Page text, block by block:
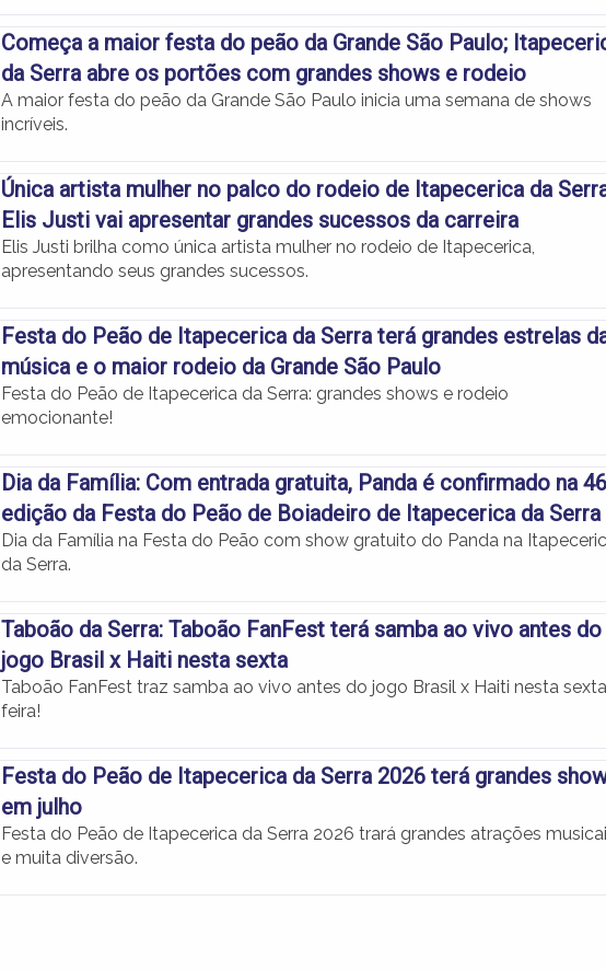
Começa a maior festa do peão da Grande São Paulo;
da Serra abre os portões com grandes shows e rodeio
A maior festa do peão da Grande São Paulo inicia uma semana de shows
incríveis.
Única artista mulher no palco do rodeio de Itapecerica da
Elis Justi vai apresentar grandes sucessos da carreira
Elis Justi brilha como única artista mulher no rodeio de Itapecerica,
apresentando seus grandes sucessos.
Festa do Peão de Itapecerica da Serra terá grandes estrelas
música e o maior rodeio da Grande São Paulo
Festa do Peão de Itapecerica da Serra: grandes shows e rodeio
emocionante!
Dia da Família: Com entrada gratuita, Panda é confirmado na
edição da Festa do Peão de Boiadeiro de Itapecerica da Serra
Dia da Família na Festa do Peão com show gratuito do Panda na
da Serra.
Taboão da Serra: Taboão FanFest terá samba ao vivo antes do
jogo Brasil x Haiti nesta sexta
Taboão FanFest traz samba ao vivo antes do jogo Brasil x Haiti nesta
feira!
Festa do Peão de Itapecerica da Serra 2026 terá grandes
em julho
Festa do Peão de Itapecerica da Serra 2026 trará grandes atrações
e muita diversão.